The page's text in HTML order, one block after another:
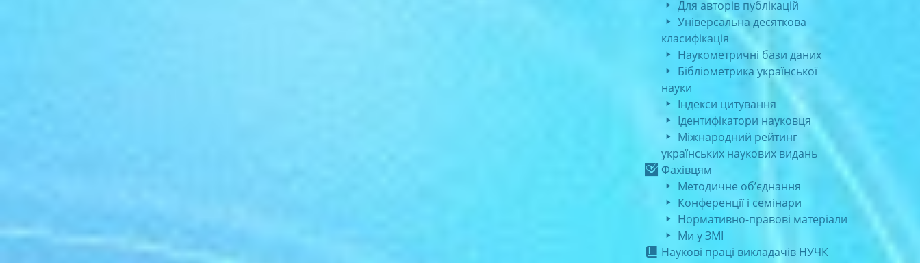
Для авторів публікацій
Універсальна десяткова
класифікація
Наукометричні бази даних
Бібліометрика української
науки
Індекси цитування
Ідентифікатори науковця
Міжнародний рейтинг
українських наукових видань
Фахівцям
Методичне об’єднання
Конференції і семінари
Нормативно-правові матеріали
Ми у ЗМІ
Наукові праці викладачів НУЧК